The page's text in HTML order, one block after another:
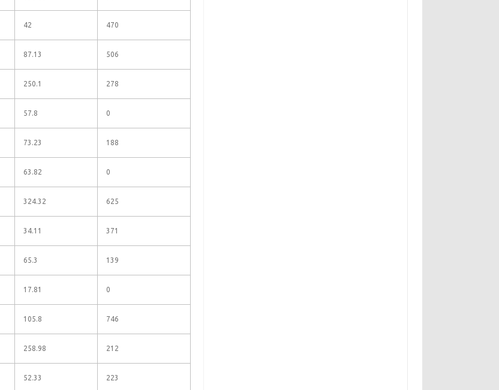
42 470
87.13 506
250.1 278
57.8 0
73.23 188
63.82 0
324.32 625
34.11 371
65.3 139
17.81 0
105.8 746
258.98 212
52.33 223